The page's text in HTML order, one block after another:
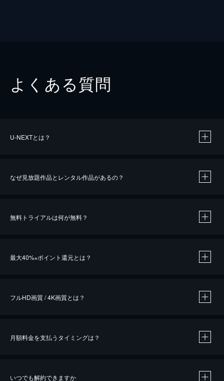
よくある質問
U-NEXTとは？
なぜ見放題作品とレンタル作品があるの？
無料トライアルは何が無料？
最大40%※ポイント還元とは？
※40％ポイント還元の対象は、クレジットカード決済による作品の購入 / レンタルです。
フルHD画質 / 4K画質とは？
月額料金を支払うタイミングは？
いつでも解約できますか